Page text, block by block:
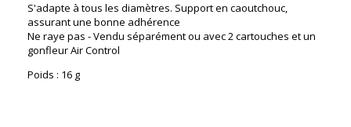
S'adapte à tous les diamètres. Support en caoutchouc,
assurant une bonne adhérence
Ne raye pas - Vendu séparément ou avec 2 cartouches et un
gonfleur Air Control
Poids : 16 g